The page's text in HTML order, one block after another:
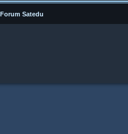
Forum Satedu